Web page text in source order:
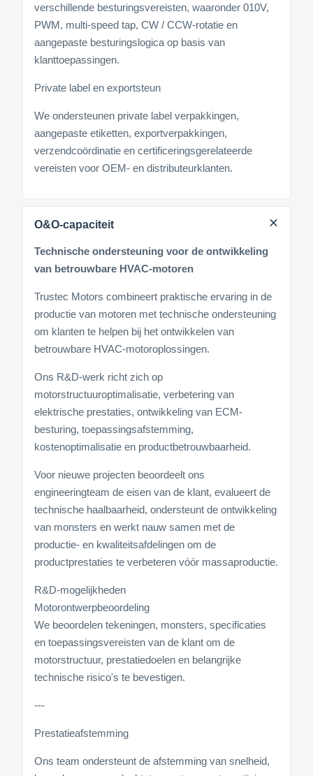
verschillende besturingsvereisten, waaronder 010V,
PWM, multi-speed tap, CW / CCW-rotatie en
aangepaste besturingslogica op basis van
klanttoepassingen.
Private label en exportsteun
We ondersteunen private label verpakkingen,
aangepaste etiketten, exportverpakkingen,
verzendcoördinatie en certificeringsgerelateerde
vereisten voor OEM- en distributeurklanten.
O&O-capaciteit
Technische ondersteuning voor de ontwikkeling
van betrouwbare HVAC-motoren
Trustec Motors combineert praktische ervaring in de
productie van motoren met technische ondersteuning
om klanten te helpen bij het ontwikkelen van
betrouwbare HVAC-motoroplossingen.
Ons R&D-werk richt zich op
motorstructuuroptimalisatie, verbetering van
elektrische prestaties, ontwikkeling van ECM-
besturing, toepassingsafstemming,
kostenoptimalisatie en productbetrouwbaarheid.
Voor nieuwe projecten beoordeelt ons
engineeringteam de eisen van de klant, evalueert de
technische haalbaarheid, ondersteunt de ontwikkeling
van monsters en werkt nauw samen met de
productie- en kwaliteitsafdelingen om de
productprestaties te verbeteren vóór massaproductie.
R&D-mogelijkheden
Motorontwerpbeoordeling
We beoordelen tekeningen, monsters, specificaties
en toepassingsvereisten van de klant om de
motorstructuur, prestatiedoelen en belangrijke
technische risico's te bevestigen.
---
Prestatieafstemming
Ons team ondersteunt de afstemming van snelheid,